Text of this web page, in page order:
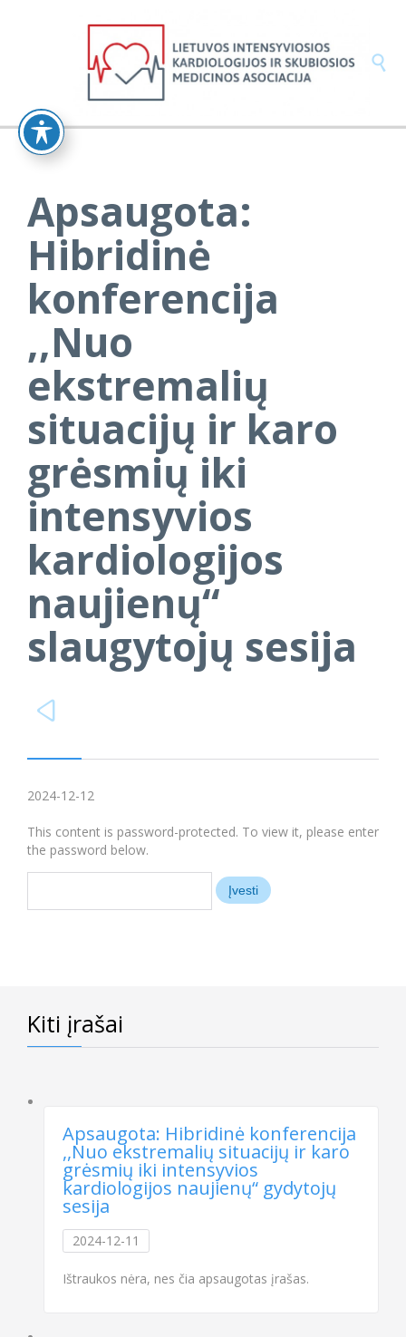

Apsaugota:
Hibridinė
konferencija
,,Nuo
ekstremalių
situacijų ir karo
grėsmių iki
intensyvios
kardiologijos
naujienų“
slaugytojų sesija

2024-12-12
This content is password-protected. To view it, please enter
the password below.
Kiti įrašai
Apsaugota: Hibridinė konferencija
,,Nuo ekstremalių situacijų ir karo
grėsmių iki intensyvios
kardiologijos naujienų“ gydytojų
sesija
2024-12-11
Ištraukos nėra, nes čia apsaugotas įrašas.